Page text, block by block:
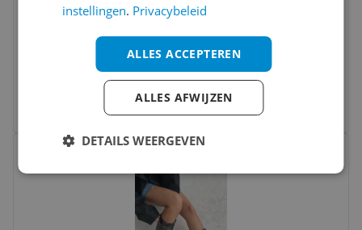
Skechers Go Walk Arch Fit 2.0 Veterboots
v.a. € 99,99
2 prijzen
Ga naar goedkoopste
Bekijk product
instellingen. Privacybeleid
ALLES ACCEPTEREN
ALLES AFWIJZEN
DETAILS WEERGEVEN